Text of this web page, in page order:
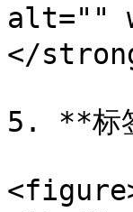
alt=""
</
5. **标